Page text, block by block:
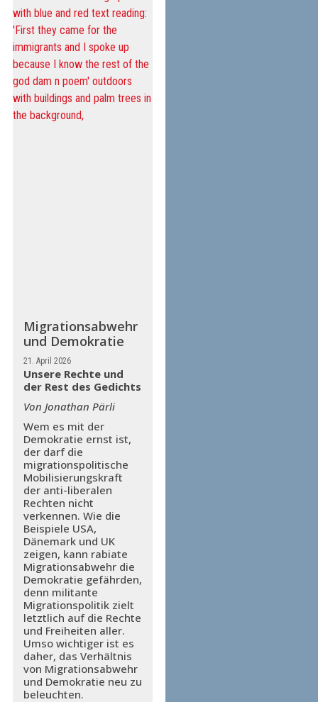
Migrationsabwehr
und Demokratie
21. April 2026
Unsere Rechte und
der Rest des Gedichts
Von Jonathan Pärli
Wem es mit der
Demokratie ernst ist,
der darf die
migrationspolitische
Mobilisierungskraft
der anti-liberalen
Rechten nicht
verkennen. Wie die
Beispiele USA,
Dänemark und UK
zeigen, kann rabiate
Migrationsabwehr die
Demokratie gefährden,
denn militante
Migrationspolitik zielt
letztlich auf die Rechte
und Freiheiten aller.
Umso wichtiger ist es
daher, das Verhältnis
von Migrationsabwehr
und Demokratie neu zu
beleuchten.